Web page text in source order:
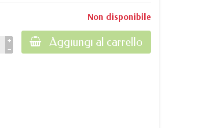
Non disponibile
Aggiungi al carrello